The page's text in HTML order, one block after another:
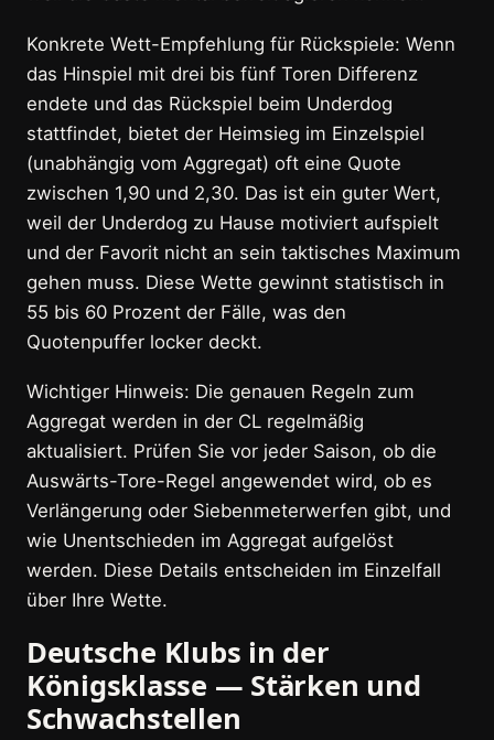
Konkrete Wett-Empfehlung für Rückspiele: Wenn
das Hinspiel mit drei bis fünf Toren Differenz
endete und das Rückspiel beim Underdog
stattfindet, bietet der Heimsieg im Einzelspiel
(unabhängig vom Aggregat) oft eine Quote
zwischen 1,90 und 2,30. Das ist ein guter Wert,
weil der Underdog zu Hause motiviert aufspielt
und der Favorit nicht an sein taktisches Maximum
gehen muss. Diese Wette gewinnt statistisch in
55 bis 60 Prozent der Fälle, was den
Quotenpuffer locker deckt.
Wichtiger Hinweis: Die genauen Regeln zum
Aggregat werden in der CL regelmäßig
aktualisiert. Prüfen Sie vor jeder Saison, ob die
Auswärts-Tore-Regel angewendet wird, ob es
Verlängerung oder Siebenmeterwerfen gibt, und
wie Unentschieden im Aggregat aufgelöst
werden. Diese Details entscheiden im Einzelfall
über Ihre Wette.
Deutsche Klubs in der
Königsklasse — Stärken und
Schwachstellen